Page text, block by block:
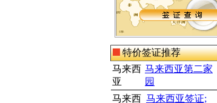
特价签证推荐
马来西
亚
马来西亚第二家
园
马来西 马来西亚签证;